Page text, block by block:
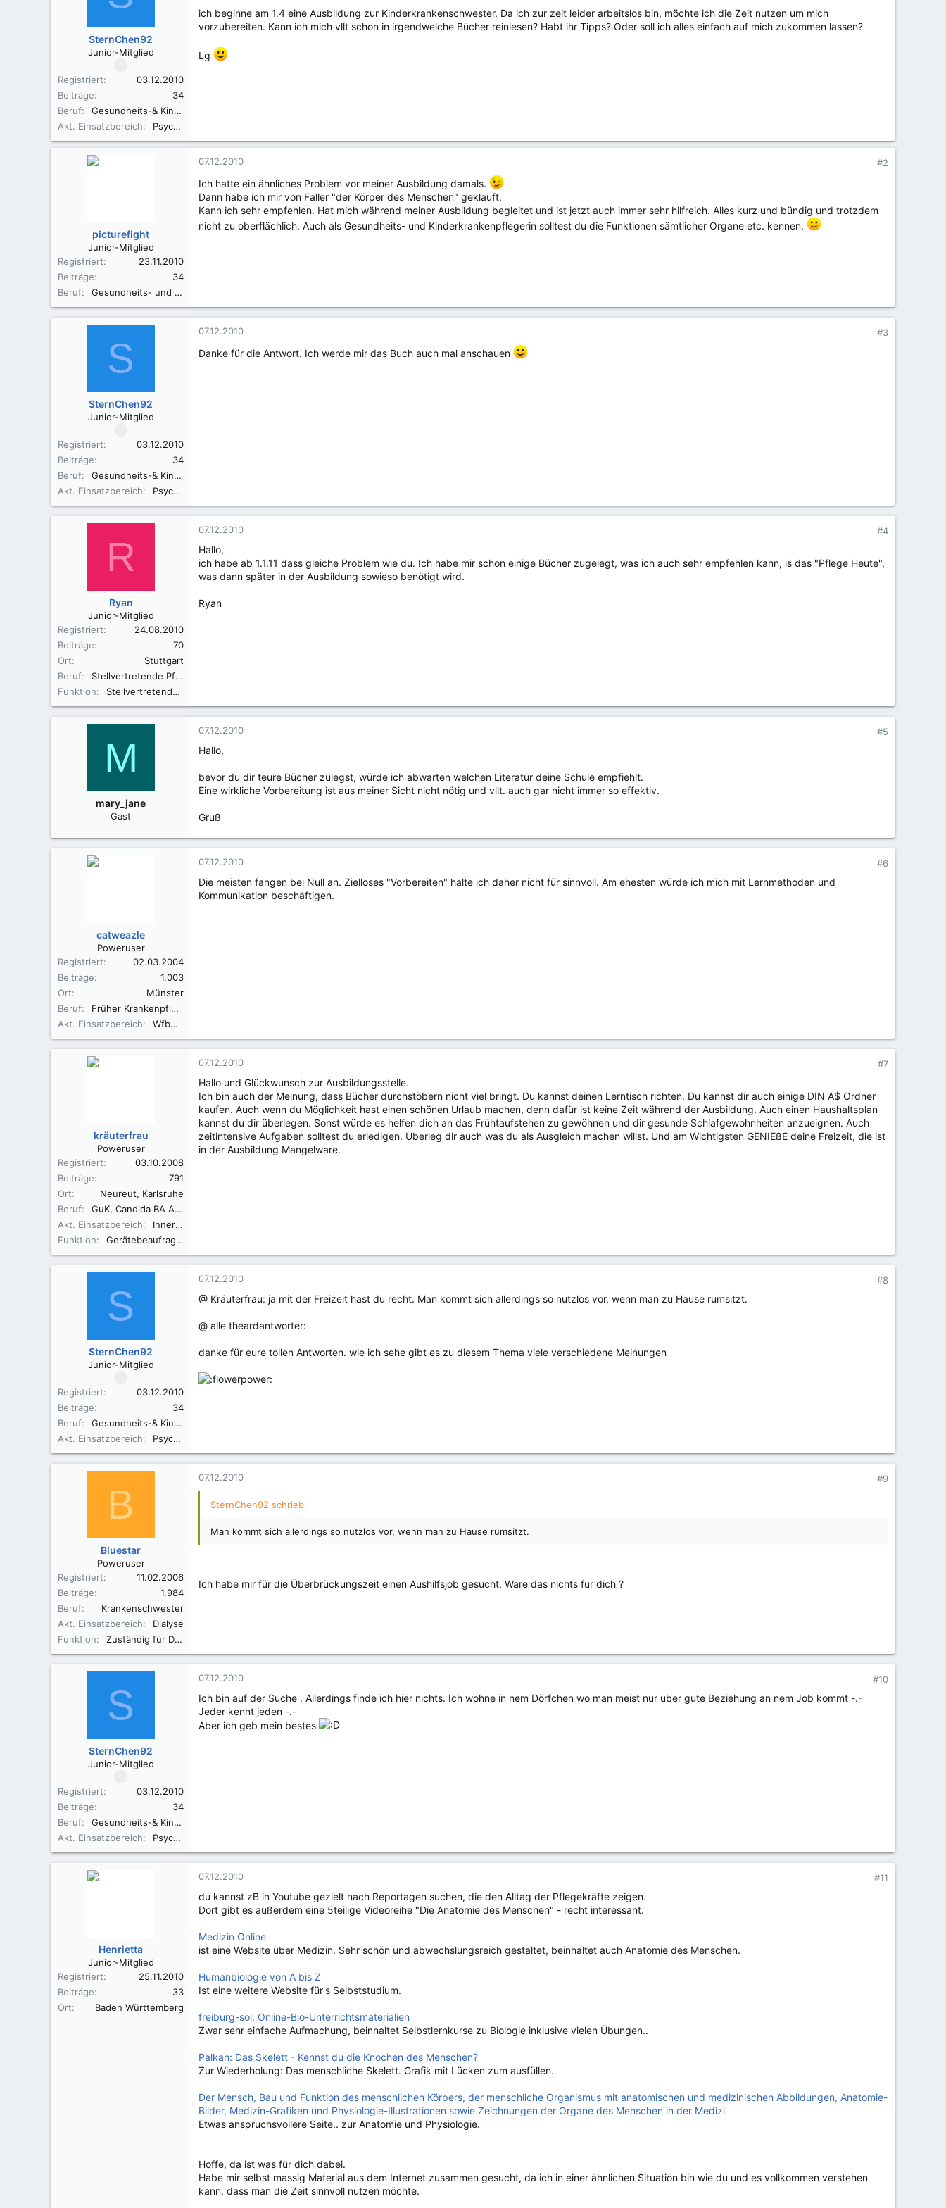
SternChen92
Junior-Mitglied
Registriert
03.12.2010
Beiträge
34
Beruf
Gesundheits-& Kinderkrankenpflegerin
Akt. Einsatzbereich
Psychiatrie
ich beginne am 1.4 eine Ausbildung zur Kinderkrankenschwester. Da ich zur zeit leider arbeitslos bin, möchte ich die Zeit nutzen um mich
vorzubereiten. Kann ich mich vllt schon in irgendwelche Bücher reinlesen? Habt ihr Tipps? Oder soll ich alles einfach auf mich zukommen lassen?
Lg
picturefight
Junior-Mitglied
Registriert
23.11.2010
Beiträge
34
Beruf
Gesundheits- und Krankenpflegerin
07.12.2010 #2
Ich hatte ein ähnliches Problem vor meiner Ausbildung damals.
Dann habe ich mir von Faller "der Körper des Menschen" geklauft.
Kann ich sehr empfehlen. Hat mich während meiner Ausbildung begleitet und ist jetzt auch immer sehr hilfreich. Alles kurz und bündig und trotzdem
nicht zu oberflächlich. Auch als Gesundheits- und Kinderkrankenpflegerin solltest du die Funktionen sämtlicher Organe etc. kennen.
S
SternChen92
Junior-Mitglied
Registriert
03.12.2010
Beiträge
34
Beruf
Gesundheits-& Kinderkrankenpflegerin
Akt. Einsatzbereich
Psychiatrie
07.12.2010 #3
Danke für die Antwort. Ich werde mir das Buch auch mal anschauen
R
Ryan
Junior-Mitglied
Registriert
24.08.2010
Beiträge
70
Ort
Stuttgart
Beruf
Stellvertretende Pflegedienstleitung
Funktion
Stellvertretende Pflegedienstleitung
07.12.2010 #4
Hallo,
ich habe ab 1.1.11 dass gleiche Problem wie du. Ich habe mir schon einige Bücher zugelegt, was ich auch sehr empfehlen kann, is das "Pflege Heute",
was dann später in der Ausbildung sowieso benötigt wird.
Ryan
M
mary_jane
Gast
07.12.2010 #5
Hallo,
bevor du dir teure Bücher zulegst, würde ich abwarten welchen Literatur deine Schule empfiehlt.
Eine wirkliche Vorbereitung ist aus meiner Sicht nicht nötig und vllt. auch gar nicht immer so effektiv.
Gruß
catweazle
Poweruser
Registriert
02.03.2004
Beiträge
1.003
Ort
Münster
Beruf
Früher Krankenpfleger, mittlerweile Erwerbsminderungsrentner
Akt. Einsatzbereich
WfbM Schreinerei
07.12.2010 #6
Die meisten fangen bei Null an. Zielloses "Vorbereiten" halte ich daher nicht für sinnvoll. Am ehesten würde ich mich mit Lernmethoden und
Kommunikation beschäftigen.
kräuterfrau
Poweruser
Registriert
03.10.2008
Beiträge
791
Ort
Neureut, Karlsruhe
Beruf
GuK, Candida BA Angewandte Pflegewissenschaften
Akt. Einsatzbereich
Innere Medizin, Gastroenterologie, DHBW Student
Funktion
Gerätebeaufragte
07.12.2010 #7
Hallo und Glückwunsch zur Ausbildungsstelle.
Ich bin auch der Meinung, dass Bücher durchstöbern nicht viel bringt. Du kannst deinen Lerntisch richten. Du kannst dir auch einige DIN A$ Ordner
kaufen. Auch wenn du Möglichkeit hast einen schönen Urlaub machen, denn dafür ist keine Zeit während der Ausbildung. Auch einen Haushaltsplan
kannst du dir überlegen. Sonst würde es helfen dich an das Frühtaufstehen zu gewöhnen und dir gesunde Schlafgewohnheiten anzueignen. Auch
zeitintensive Aufgaben solltest du erledigen. Überleg dir auch was du als Ausgleich machen willst. Und am Wichtigsten GENIEßE deine Freizeit, die ist
in der Ausbildung Mangelware.
S
SternChen92
Junior-Mitglied
Registriert
03.12.2010
Beiträge
34
Beruf
Gesundheits-& Kinderkrankenpflegerin
Akt. Einsatzbereich
Psychiatrie
07.12.2010 #8
@ Kräuterfrau: ja mit der Freizeit hast du recht. Man kommt sich allerdings so nutzlos vor, wenn man zu Hause rumsitzt.
@ alle theardantworter:
danke für eure tollen Antworten. wie ich sehe gibt es zu diesem Thema viele verschiedene Meinungen
B
Bluestar
Poweruser
Registriert
11.02.2006
Beiträge
1.984
Beruf
Krankenschwester
Akt. Einsatzbereich
Dialyse
Funktion
Zuständig für Dialyse, Hygiene, Wundversorgung
07.12.2010 #9
SternChen92 schrieb:
Man kommt sich allerdings so nutzlos vor, wenn man zu Hause rumsitzt.
Ich habe mir für die Überbrückungszeit einen Aushilfsjob gesucht. Wäre das nichts für dich ?
S
SternChen92
Junior-Mitglied
Registriert
03.12.2010
Beiträge
34
Beruf
Gesundheits-& Kinderkrankenpflegerin
Akt. Einsatzbereich
Psychiatrie
07.12.2010 #10
Ich bin auf der Suche . Allerdings finde ich hier nichts. Ich wohne in nem Dörfchen wo man meist nur über gute Beziehung an nem Job kommt -.-
Jeder kennt jeden -.-
Aber ich geb mein bestes
Henrietta
Junior-Mitglied
Registriert
25.11.2010
Beiträge
33
Ort
Baden Württemberg
07.12.2010 #11
du kannst zB in Youtube gezielt nach Reportagen suchen, die den Alltag der Pflegekräfte zeigen.
Dort gibt es außerdem eine 5teilige Videoreihe "Die Anatomie des Menschen" - recht interessant.
Medizin Online
ist eine Website über Medizin. Sehr schön und abwechslungsreich gestaltet, beinhaltet auch Anatomie des Menschen.
Humanbiologie von A bis Z
Ist eine weitere Website für's Selbststudium.
freiburg-sol, Online-Bio-Unterrichtsmaterialien
Zwar sehr einfache Aufmachung, beinhaltet Selbstlernkurse zu Biologie inklusive vielen Übungen..
Palkan: Das Skelett - Kennst du die Knochen des Menschen?
Zur Wiederholung: Das menschliche Skelett. Grafik mit Lücken zum ausfüllen.
Der Mensch, Bau und Funktion des menschlichen Körpers, der menschliche Organismus mit anatomischen und medizinischen Abbildungen, Anatomie-
Bilder, Medizin-Grafiken und Physiologie-Illustrationen sowie Zeichnungen der Organe des Menschen in der Medizi
Etwas anspruchsvollere Seite.. zur Anatomie und Physiologie.
Hoffe, da ist was für dich dabei.
Habe mir selbst massig Material aus dem Internet zusammen gesucht, da ich in einer ähnlichen Situation bin wie du und es vollkommen verstehen
kann, dass man die Zeit sinnvoll nutzen möchte.